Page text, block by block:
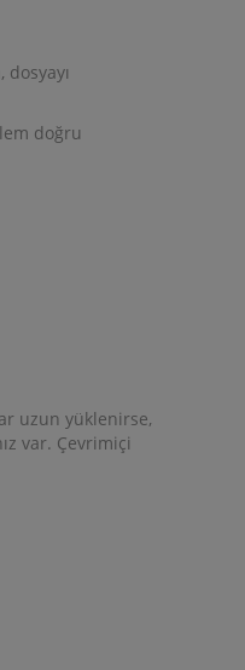
doğru
uzun yüklenirse,
var. Çevrimiçi